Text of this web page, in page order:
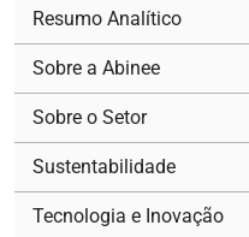
Resumo Analítico
Sobre a Abinee
Sobre o Setor
Sustentabilidade
Tecnologia e Inovação